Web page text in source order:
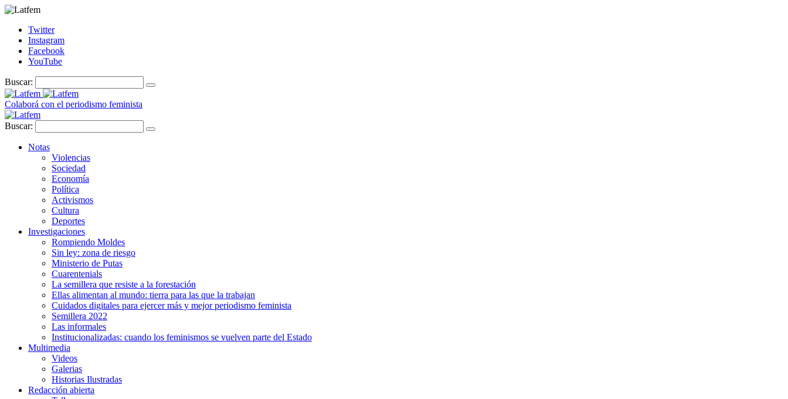
Twitter
Instagram
Facebook
YouTube
Buscar:
Colaborá con el periodismo feminista
Buscar:
Notas
Violencias
Sociedad
Economía
Política
Activismos
Cultura
Deportes
Investigaciones
Rompiendo Moldes
Sin ley: zona de riesgo
Ministerio de Putas
Cuarentenials
La semillera que resiste a la forestación
Ellas alimentan al mundo: tierra para las que la trabajan
Cuidados digitales para ejercer más y mejor periodismo feminista
Semillera 2022
Las informales
Institucionalizadas: cuando los feminismos se vuelven parte del Estado
Multimedia
Videos
Galerias
Historias Ilustradas
Redacción abierta